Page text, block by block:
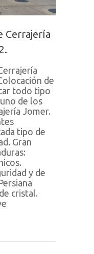
Cerrajería
de
todo tipo
de los
Jomer.
tipo de
Gran
y de
cristal.